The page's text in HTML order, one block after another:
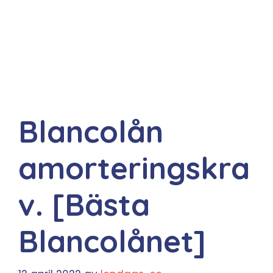
Blancolån
amorteringskra
v. [Bästa
Blancolånet]